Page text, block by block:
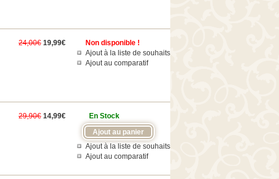
Non disponible !
Ajout à la liste de souhaits
Ajout au comparatif
24,00€ 19,99€
En Stock
Ajout à la liste de souhaits
Ajout au comparatif
29,90€ 14,99€